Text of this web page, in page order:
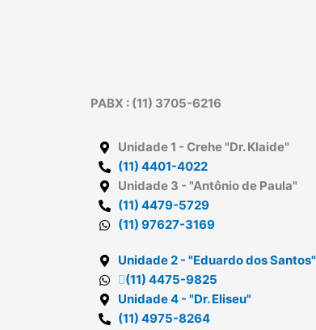
PABX : (11) 3705-6216
Unidade 1 - Crehe "Dr. Klaide"
(11) 4401-4022
Unidade 3 - "Antônio de Paula"
(11) 4479-5729
(11) 97627-3169
Unidade 2- "Eduardo dos Santos"
(11) 4475-9825
Unidade 4- "Dr. Eliseu"
(11) 4975-8264